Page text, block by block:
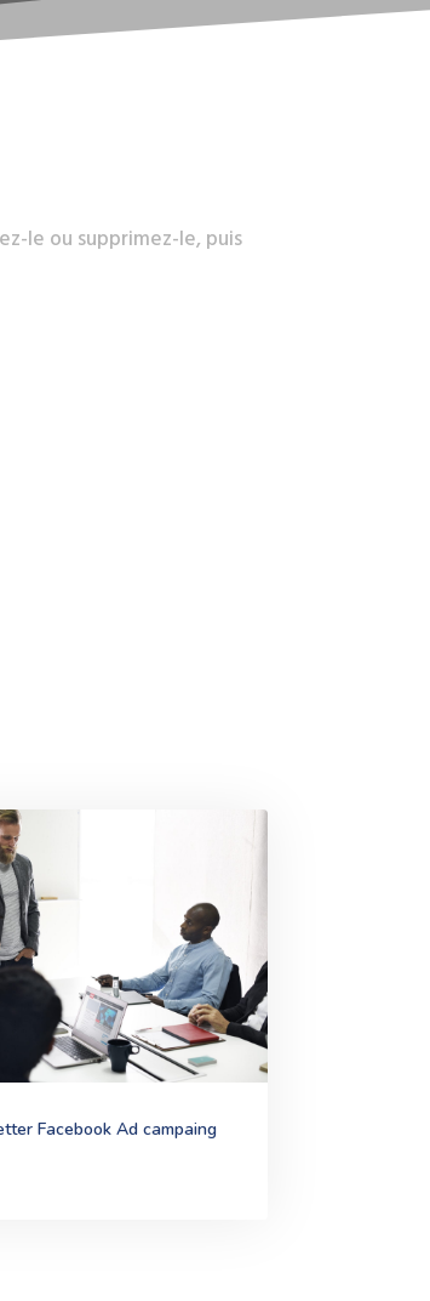
le ou supprimez-le, puis
Facebook Ad campaing